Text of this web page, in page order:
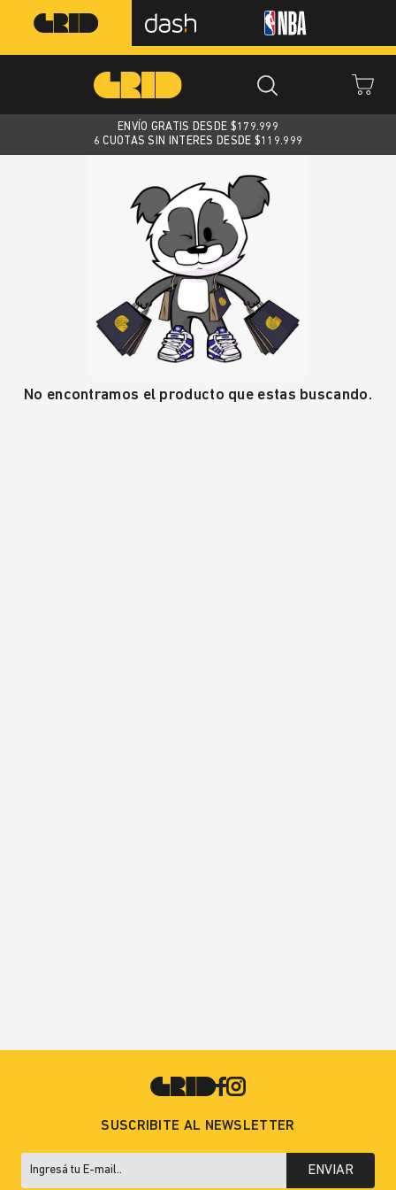
ENVÍO GRATIS DESDE $179.999
6 CUOTAS SIN INTERES DESDE $119.999
No encontramos el producto que estas buscando.
SUSCRIBITE AL NEWSLETTER
ENVIAR